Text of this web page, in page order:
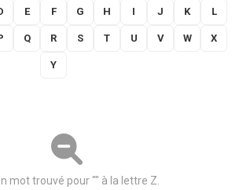
E F G H I J K L
Q R S T U V W X
Y
mot trouvé pour "" à la lettre Z.